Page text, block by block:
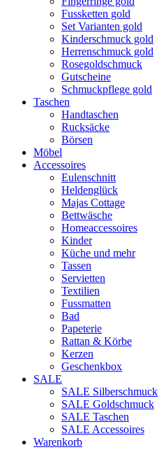
Fussketten gold
Set Varianten gold
Kinderschmuck gold
Herrenschmuck gold
Rosegoldschmuck
Gutscheine
Schmuckpflege gold
Taschen
Handtaschen
Rucksäcke
Börsen
Möbel
Accessoires
Eulenschnitt
Heldenglück
Majas Cottage
Bettwäsche
Homeaccessoires
Kinder
Küche und mehr
Tassen
Servietten
Textilien
Fussmatten
Bad
Papeterie
Rattan & Körbe
Kerzen
Geschenkbox
SALE
SALE Silberschmuck
SALE Goldschmuck
SALE Taschen
SALE Accessoires
Warenkorb